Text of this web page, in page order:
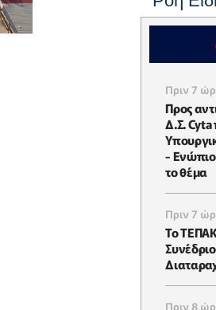
Πριν 7
Προς
Δ.Σ. Cyta
-
το θέμα
Πριν 7
Το
Πριν 8